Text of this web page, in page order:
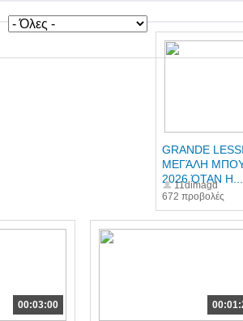
672 προβολές
GRANDE
ΜΕΓΆΛΗ
2026 ΌΤΑΝ Η...
11dimagd
00:03:00